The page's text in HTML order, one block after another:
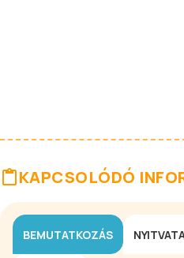
KAPCSOLÓDÓ
BEMUTATKOZÁS